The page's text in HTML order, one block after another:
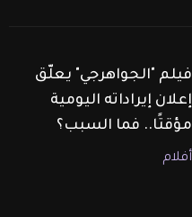
فيلم "الجواهرجي" يعلّق
إعلان إيراداته اليومية
مؤقتًا.. فما السبب؟
أفلام